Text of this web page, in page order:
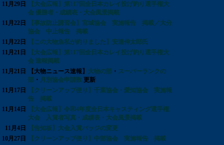
11月29日
【大会広報】第117回全日本カレイ投げ釣り選手権大
会 優勝者・成績表・大会風景掲載
11月22日
【事故防止講習会】宮城協会 実施報告 掲載／大分
協会 中止報告 掲載
11月22日
【この大物魚私が釣りました】安達伸太郎氏
11月21日
【大会広報】第117回全日本カレイ投げ釣り選手権大
会 速報掲載
11月21日
【大物ニュース速報】 大物の部 ・ スーパーランクの
部 ・ 月別協会申請数 更新
11月17日
【クリーンアップ便り】千葉協会・愛知協会 実施報
告 掲載
11月14日
【大会広報】令和4年度全日本キャスティング選手権
大会 入賞者写真・成績表・大会風景掲載
11月4日
【告知板】大会入賞バッジの変更
10月27日
【クリーンアップ便り】中部協会 実施報告 掲載